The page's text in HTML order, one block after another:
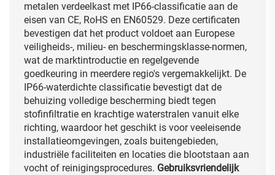
metalen verdeelkast met IP66-classificatie aan de
eisen van CE, RoHS en EN60529. Deze certificaten
bevestigen dat het product voldoet aan Europese
veiligheids-, milieu- en beschermingsklasse-normen,
wat de marktintroductie en regelgevende
goedkeuring in meerdere regio's vergemakkelijkt. De
IP66-waterdichte classificatie bevestigt dat de
behuizing volledige bescherming biedt tegen
stofinfiltratie en krachtige waterstralen vanuit elke
richting, waardoor het geschikt is voor veeleisende
installatieomgevingen, zoals buitengebieden,
industriële faciliteiten en locaties die blootstaan aan
vocht of reinigingsprocedures. Gebruiksvriendelijk